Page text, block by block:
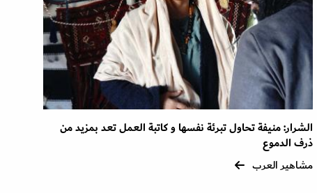
الشرار: منيفة تحاول تبرئة نفسها و كاتبة العمل تعد بمزيد من
ذرف الدموع
مشاهير العرب